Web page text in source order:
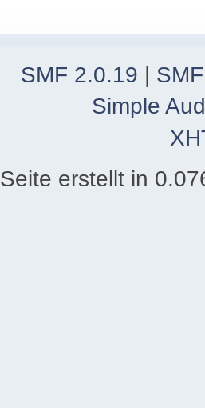
SMF 2.0.19
Simple
Seite erstellt in